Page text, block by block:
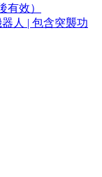
有效）
人 | 包含突襲功